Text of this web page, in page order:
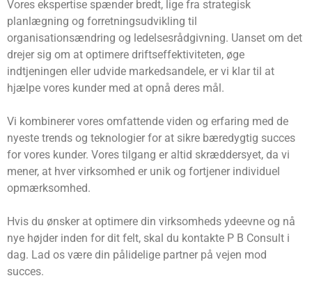
Vores ekspertise spænder bredt, lige fra strategisk
planlægning og forretningsudvikling til
organisationsændring og ledelsesrådgivning. Uanset om det
drejer sig om at optimere driftseffektiviteten, øge
indtjeningen eller udvide markedsandele, er vi klar til at
hjælpe vores kunder med at opnå deres mål.
Vi kombinerer vores omfattende viden og erfaring med de
nyeste trends og teknologier for at sikre bæredygtig succes
for vores kunder. Vores tilgang er altid skræddersyet, da vi
mener, at hver virksomhed er unik og fortjener individuel
opmærksomhed.
Hvis du ønsker at optimere din virksomheds ydeevne og nå
nye højder inden for dit felt, skal du kontakte P B Consult i
dag. Lad os være din pålidelige partner på vejen mod
succes.